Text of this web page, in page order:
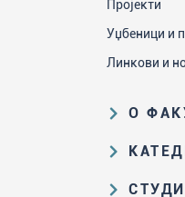
Пројекти
Уџбеници и
Линкови и
О
Образовна
структура
Катедра за